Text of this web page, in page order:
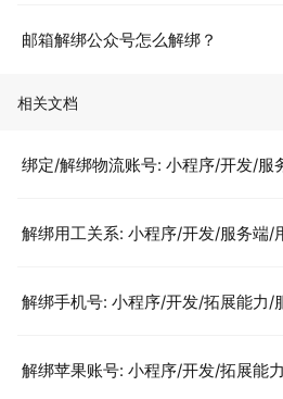
邮箱解绑公众号怎么解绑？
相关文档
绑定/解绑物流账号: 小程序/开发/服务端/物流助手/小
解绑用工关系: 小程序/开发/服务端/用
解绑手机号: 小程序/开发/拓展能力/
解绑苹果账号: 小程序/开发/拓展能力/服